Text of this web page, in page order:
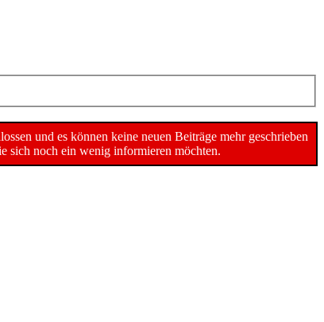
und es können keine neuen Beiträge mehr geschrieben
sich noch ein wenig informieren möchten.